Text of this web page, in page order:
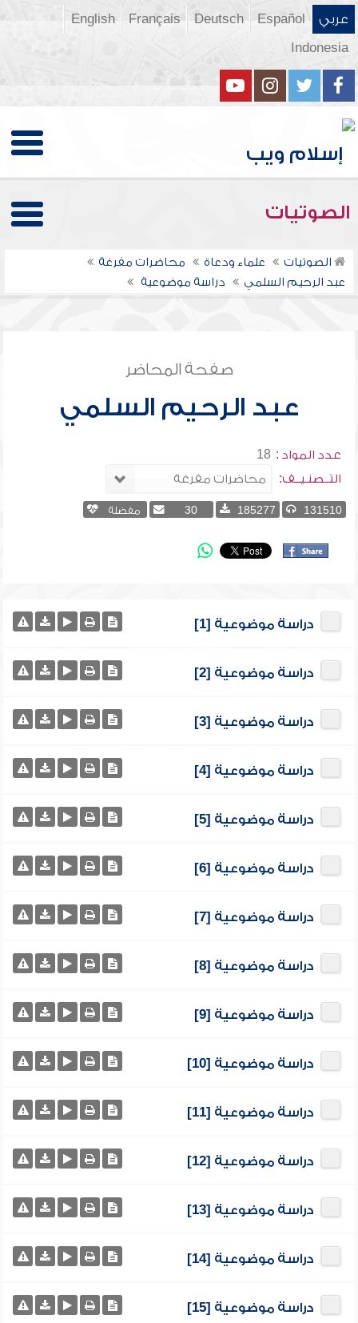
عربي Español
Deutsch
Français
English
Indonesia
الصوتيات
الصوتيات علماء ودعاة
محاضرات مفرغة
عبد الرحيم السلمي
دراسة موضوعية
صفحة المحاضر
عبد الرحيم السلمي
عدد المواد : 18
التــصنـيــف:
131510
185277
30 مفضلة
دراسة موضوعية [1]
دراسة موضوعية [2]
دراسة موضوعية [3]
دراسة موضوعية [4]
دراسة موضوعية [5]
دراسة موضوعية [6]
دراسة موضوعية [7]
دراسة موضوعية [8]
دراسة موضوعية [9]
دراسة موضوعية [10]
دراسة موضوعية [11]
دراسة موضوعية [12]
دراسة موضوعية [13]
دراسة موضوعية [14]
دراسة موضوعية [15]